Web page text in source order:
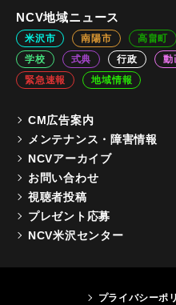
NCV地域ニュース
米沢市 南陽市 高畠町
学校
式典 行政 動
緊急速報
地域情報
CM広告案内
メンテナンス・障害情報
NCVアーカイブ
お問い合わせ
視聴者投稿
プレゼント応募
NCV米沢センター
プライバシーポ